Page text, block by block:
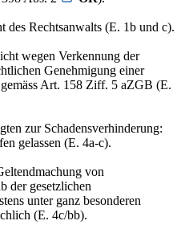
des Rechtsanwalts (E. 1b und c).
wegen Verkennung der
Genehmigung einer
Art. 158 Ziff. 5 aZGB (E.
zur Schadensverhinderung:
gelassen (E. 4a-c).
von
der gesetzlichen
unter ganz besonderen
(E. 4c/bb).